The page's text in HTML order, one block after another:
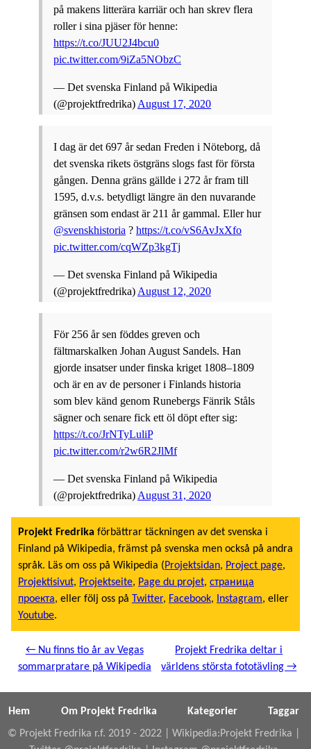
på makens litterära karriär och han skrev flera
roller i sina pjäser för henne:
https://t.co/JUU2J4bcu0
pic.twitter.com/9iZa5NObzC
— Det svenska Finland på Wikipedia
(@projektfredrika) August 17, 2020
I dag är det 697 år sedan Freden i Nöteborg, då
det svenska rikets östgräns slogs fast för första
gången. Denna gräns gällde i 272 år fram till
1595, d.v.s. betydligt längre än den nuvarande
gränsen som endast är 211 år gammal. Eller hur
@svenskhistoria ? https://t.co/vS6AvJxXfo
pic.twitter.com/cqWZp3kgTj
— Det svenska Finland på Wikipedia
(@projektfredrika) August 12, 2020
För 256 år sen föddes greven och
fältmarskalken Johan August Sandels. Han
gjorde insatser under finska kriget 1808–1809
och är en av de personer i Finlands historia
som blev känd genom Runebergs Fänrik Ståls
sägner och senare fick ett öl döpt efter sig:
https://t.co/JrNTyLuliP
pic.twitter.com/r2w6R2JlMf
— Det svenska Finland på Wikipedia
(@projektfredrika) August 31, 2020
Projekt Fredrika förbättrar täckningen av det svenska i
Finland på Wikipedia, främst på svenska men också på andra
språk. Läs om oss på Wikipedia (Projektsidan, Project page,
Projektisivut, Projektseite, Page du projet, страница
проекта, eller följ oss på Twitter, Facebook, Instagram, eller
Youtube.
← Nu finns tio år av Vegas
sommarpratare på Wikipedia
Projekt Fredrika deltar i
världens största fototävling →
Hem Om Projekt Fredrika Kategorier
Taggar
© Projekt Fredrika r.f. 2019 - 2022 |Wikipedia:Projekt Fredrika